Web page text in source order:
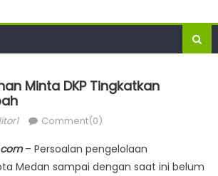
Minta DKP Tingkatkan
Comment(0)
– Persoalan pengelolaan
Medan sampai dengan saat ini belum